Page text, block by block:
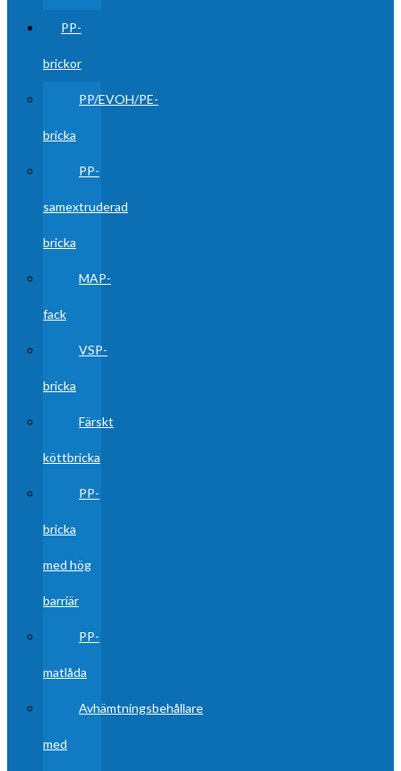
PP-
brickor
PP/EVOH/PE-
bricka
PP-
samextruderad
bricka
MAP-
fack
VSP-
bricka
Färskt
köttbricka
PP-
bricka
med hög
barriär
PP-
matlåda
Avhämtningsbehållare
med